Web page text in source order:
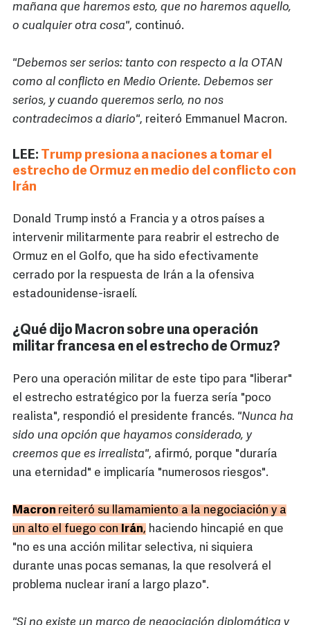
mañana que haremos esto, que no haremos aquello,
o cualquier otra cosa", continuó.
"Debemos ser serios: tanto con respecto a la OTAN
como al conflicto en Medio Oriente. Debemos ser
serios, y cuando queremos serlo, no nos
contradecimos a diario", reiteró Emmanuel Macron.
LEE: Trump presiona a naciones a tomar el
estrecho de Ormuz en medio del conflicto con
Irán
Donald Trump instó a Francia y a otros países a
intervenir militarmente para reabrir el estrecho de
Ormuz en el Golfo, que ha sido efectivamente
cerrado por la respuesta de Irán a la ofensiva
estadounidense-israelí.
¿Qué dijo Macron sobre una operación
militar francesa en el estrecho de Ormuz?
Pero una operación militar de este tipo para "liberar"
el estrecho estratégico por la fuerza sería "poco
realista", respondió el presidente francés. "Nunca ha
sido una opción que hayamos considerado, y
creemos que es irrealista", afirmó, porque "duraría
una eternidad" e implicaría "numerosos riesgos".
Macron reiteró su llamamiento a la negociación y a
un alto el fuego con Irán, haciendo hincapié en que
"no es una acción militar selectiva, ni siquiera
durante unas pocas semanas, la que resolverá el
problema nuclear iraní a largo plazo".